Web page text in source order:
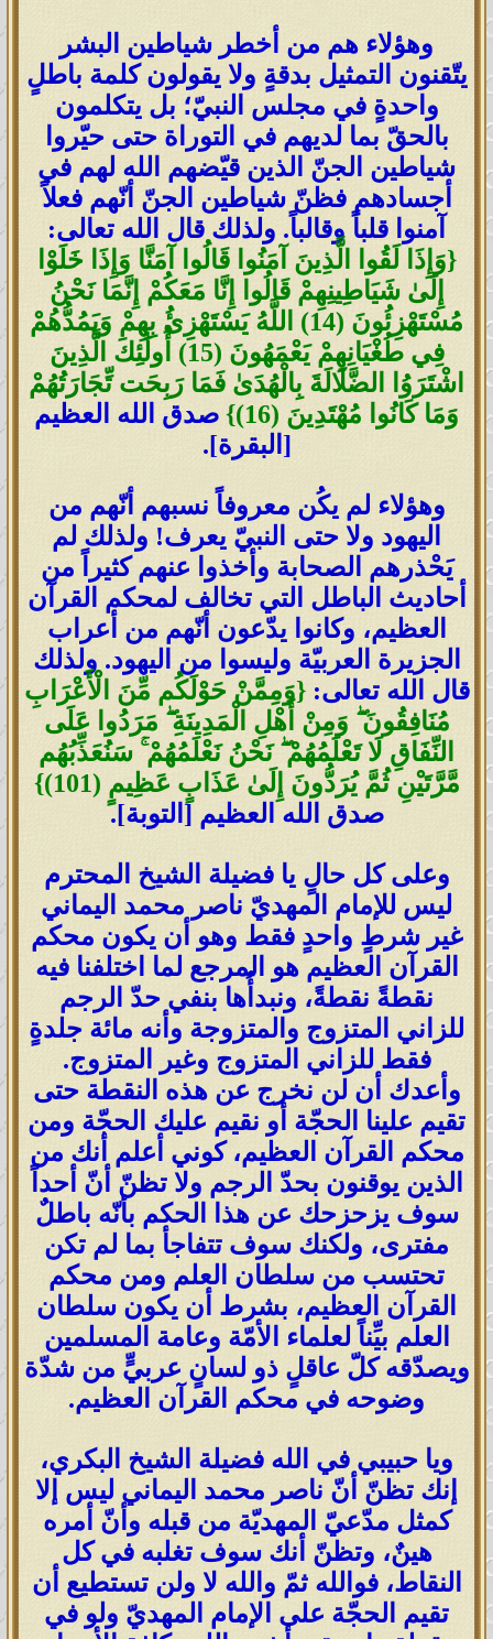
وهؤلاء هم من أخطر شياطين البشر
يتّقنون التمثيل بدقةٍ ولا يقولون كلمة باطلٍ
واحدةٍ في مجلس النبيّ؛ بل يتكلمون
بالحقّ بما لديهم في التوراة حتى حيّروا
شياطين الجنّ الذين قيّضهم الله لهم في
أجسادهم فظنّ شياطين الجنّ أنّهم فعلاً
آمنوا قلباً وقالباً. ولذلك قال الله تعالى:
{وَإِذَا لَقُوا الَّذِينَ آمَنُوا قَالُوا آمَنَّا وَإِذَا خَلَوْا
إِلَىٰ شَيَاطِينِهِمْ قَالُوا إِنَّا مَعَكُمْ إِنَّمَا نَحْنُ
مُسْتَهْزِئُونَ (14) اللَّهُ يَسْتَهْزِئُ بِهِمْ وَيَمُدُّهُمْ
فِي طُغْيَانِهِمْ يَعْمَهُونَ (15) أُولَٰئِكَ الَّذِينَ
اشْتَرَوُا الضَّلَالَةَ بِالْهُدَىٰ فَمَا رَبِحَت تِّجَارَتُهُمْ
وَمَا كَانُوا مُهْتَدِينَ (16)}
صدق الله العظيم
[البقرة].
وهؤلاء لم يكُن معروفاً نسبهم أنّهم من
اليهود ولا حتى النبيّ يعرف! ولذلك لم
يَحْذرهم الصحابة وأخذوا عنهم كثيراً من
أحاديث الباطل التي تخالف لمحكم القرآن
العظيم، وكانوا يدّعون أنّهم من أعراب
الجزيرة العربيّة وليسوا من اليهود. ولذلك
قال الله تعالى:{وَمِمَّنْ حَوْلَكُم مِّنَ الْأَعْرَابِ
مُنَافِقُونَ ۖ وَمِنْ أَهْلِ الْمَدِينَةِ ۖ مَرَدُوا عَلَى
النِّفَاقِ لَا تَعْلَمُهُمْ ۖ نَحْنُ نَعْلَمُهُمْ ۚ سَنُعَذِّبُهُم
مَّرَّتَيْنِ ثُمَّ يُرَدُّونَ إِلَىٰ عَذَابٍ عَظِيمٍ (101)}
صدق الله العظيم [التوبة].
وعلى كل حالٍ يا فضيلة الشيخ المحترم
ليس للإمام المهديّ ناصر محمد اليماني
غير شرطٍ واحدٍ فقط وهو أن يكون محكم
القرآن العظيم هو المرجع لما اختلفنا فيه
نقطةً نقطةً، ونبدأُها بنفي حدّ الرجم
للزاني المتزوج والمتزوجة وأنه مائة جلدةٍ
فقط للزاني المتزوج وغير المتزوج.
وأعدك أن لن نخرج عن هذه النقطة حتى
تقيم علينا الحجّة أو نقيم عليك الحجّة ومن
محكم القرآن العظيم، كوني أعلم أنك من
الذين يوقنون بحدّ الرجم ولا تظنّ أنّ أحداً
سوف يزحزحك عن هذا الحكم بأنّه باطلٌ
مفترى، ولكنك سوف تتفاجأ بما لم تكن
تحتسب من سلطان العلم ومن محكم
القرآن العظيم، بشرط أن يكون سلطان
العلم بيِّناً لعلماء الأمّة وعامة المسلمين
ويصدّقه كلّ عاقلٍ ذو لسانٍ عربيٍّ من شدّة
وضوحه في محكم القرآن العظيم.
ويا حبيبي في الله فضيلة الشيخ البكري،
إنك تظنّ أنّ ناصر محمد اليماني ليس إلا
كمثل مدّعيّ المهديّة من قبله وأنّ أمره
هينٌ، وتظنّ أنك سوف تغلبه في كل
النقاط، فوالله ثمّ والله لا ولن تستطيع أن
تقيم الحجّة على الإمام المهديّ ولو في